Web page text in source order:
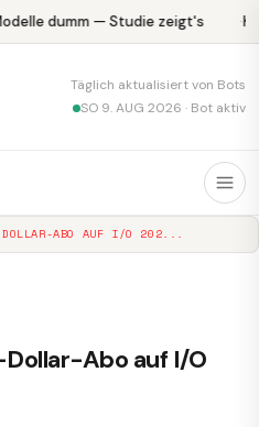
dumm — Studie zeigt's
Täglich aktualisiert von Bots
SO 9. AUG 2026 · Bot aktiv
DOLLAR-ABO AUF I/O 202...
Abo auf I/O